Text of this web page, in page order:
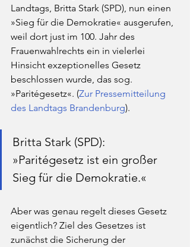
Landtags, Britta Stark (SPD), nun einen
»Sieg für die Demokratie« ausgerufen,
weil dort just im 100. Jahr des
Frauenwahlrechts ein in vielerlei
Hinsicht exzeptionelles Gesetz
beschlossen wurde, das sog.
»Paritégesetz«. (Zur Pressemitteilung
des Landtags Brandenburg).
Britta Stark (SPD):
»Paritégesetz ist ein großer
Sieg für die Demokratie.«
Aber was genau regelt dieses Gesetz
eigentlich? Ziel des Gesetzes ist
zunächst die Sicherung der